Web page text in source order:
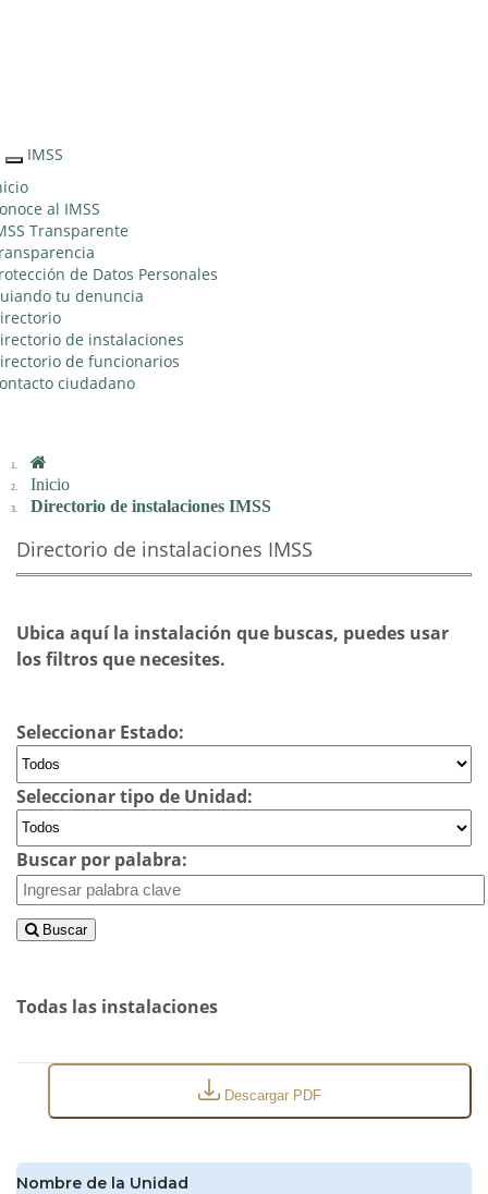
Interruptor
de
Navegación
IMSS
al IMSS
Transparente
de Datos Personales
tu denuncia
de instalaciones
de funcionarios
ciudadano
Inicio
Directorio de instalaciones IMSS
Directorio de instalaciones IMSS
Ubica aquí la instalación que buscas, puedes usar
los filtros que necesites.
Seleccionar Estado:
Seleccionar tipo de Unidad:
Buscar por palabra:
Buscar
Todas las instalaciones
Descargar PDF
Nombre de la Unidad